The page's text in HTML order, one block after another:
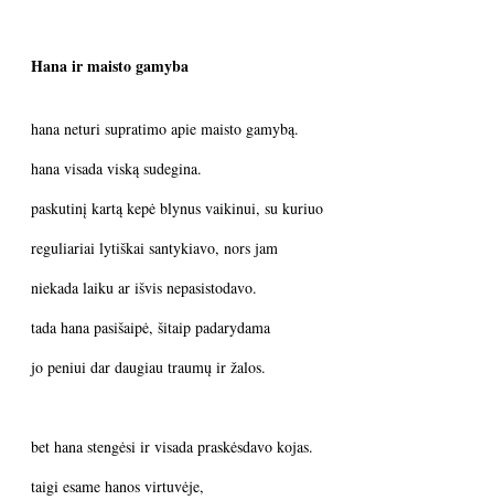
Hana ir maisto gamyba
hana neturi supratimo apie maisto gamybą.
hana visada viską sudegina.
paskutinį kartą kepė blynus vaikinui, su kuriuo
reguliariai lytiškai santykiavo, nors jam
niekada laiku ar išvis nepasistodavo.
tada hana pasišaipė, šitaip padarydama
jo peniui dar daugiau traumų ir žalos.
bet hana stengėsi ir visada praskėsdavo kojas.
taigi esame hanos virtuvėje,